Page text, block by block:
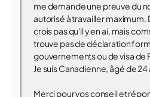
me demande une preuve du
autorisé à travailler maximum.
crois pas qu'il y en ai, mais
trouve pas de déclaration
gouvernements ou de visa de
Je suis Canadienne, âgé de 24
Merci pour vos conseil et